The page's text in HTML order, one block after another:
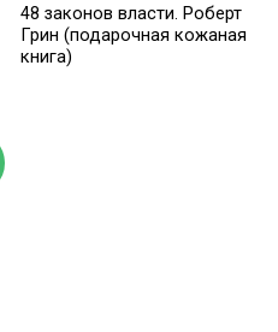
48 законов власти. Роберт
Грин (подарочная кожаная
книга)